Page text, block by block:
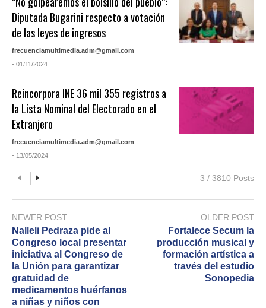
Diputada Bugarini respecto a votación
de las leyes de ingresos
frecuenciamultimedia.adm@gmail.com
- 01/11/2024
Reincorpora INE 36 mil 355 registros a
la Lista Nominal del Electorado en el
Extranjero
frecuenciamultimedia.adm@gmail.com
- 13/05/2024
3 / 3810 Posts
NEWER POST
Nalleli Pedraza pide al
Congreso local presentar
iniciativa al Congreso de
la Unión para garantizar
gratuidad de
medicamentos huérfanos
a niñas y niños con
OLDER POST
Fortalece Secum la
producción musical y
formación artística a
través del estudio
Sonopedia